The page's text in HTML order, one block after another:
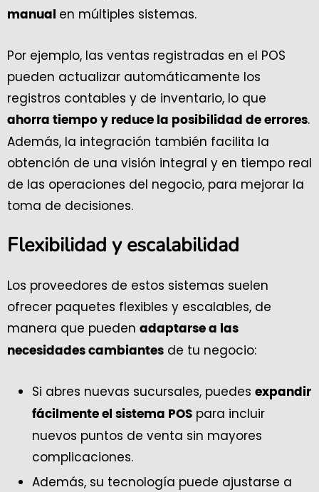
manual en múltiples sistemas.
Por ejemplo, las ventas registradas en el POS
pueden actualizar automáticamente los
registros contables y de inventario, lo que
ahorra tiempo y reduce la posibilidad de errores.
Además, la integración también facilita la
obtención de una visión integral y en tiempo real
de las operaciones del negocio, para mejorar la
toma de decisiones.
Flexibilidad y escalabilidad
Los proveedores de estos sistemas suelen
ofrecer paquetes flexibles y escalables, de
manera que pueden adaptarse a las
necesidades cambiantes de tu negocio:
Si abres nuevas sucursales, puedes expandir
fácilmente el sistema POS para incluir
nuevos puntos de venta sin mayores
complicaciones.
Además, su tecnología puede ajustarse a